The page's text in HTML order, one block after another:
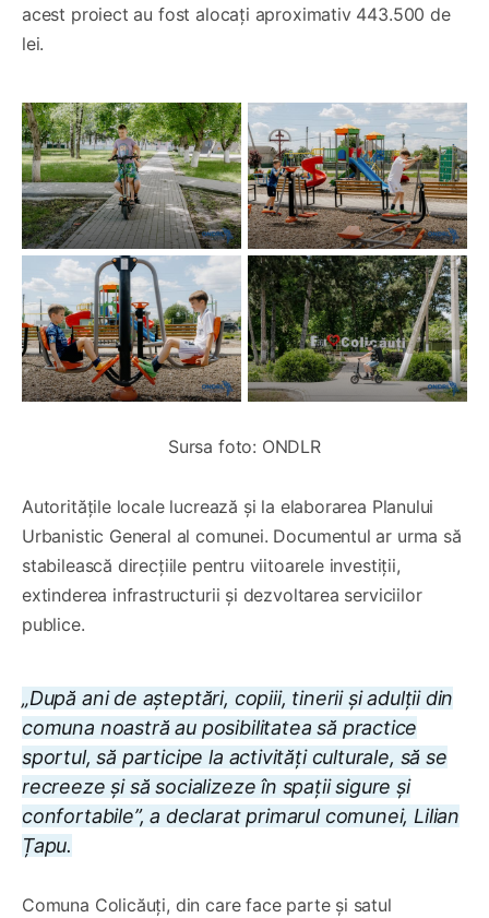
acest proiect au fost alocați aproximativ 443.500 de
lei.
Sursa foto: ONDLR
Autoritățile locale lucrează și la elaborarea Planului
Urbanistic General al comunei. Documentul ar urma să
stabilească direcțiile pentru viitoarele investiții,
extinderea infrastructurii și dezvoltarea serviciilor
publice.
„După ani de așteptări, copiii, tinerii și adulții din
comuna noastră au posibilitatea să practice
sportul, să participe la activități culturale, să se
recreeze și să socializeze în spații sigure și
confortabile”, a declarat primarul comunei, Lilian
Țapu.
Comuna Colicăuți, din care face parte și satul